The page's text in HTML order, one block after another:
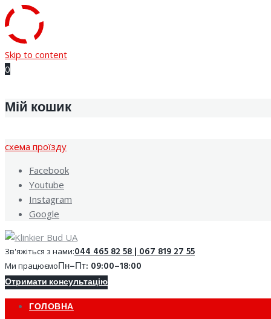
Skip to content
0
Мій кошик
cхема проїзду
Facebook
Youtube
Instagram
Google
Зв'яжіться з нами:044 465 82 58 | 067 819 27 55
Ми працюємоПн–Пт: 09:00–18:00
Отримати консультацію
ГОЛОВНА